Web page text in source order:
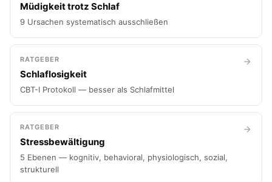
Müdigkeit trotz Schlaf
9 Ursachen systematisch ausschließen
RATGEBER
Schlaflosigkeit
CBT-I Protokoll — besser als Schlafmittel
RATGEBER
Stressbewältigung
5 Ebenen — kognitiv, behavioral, physiologisch, sozial,
strukturell